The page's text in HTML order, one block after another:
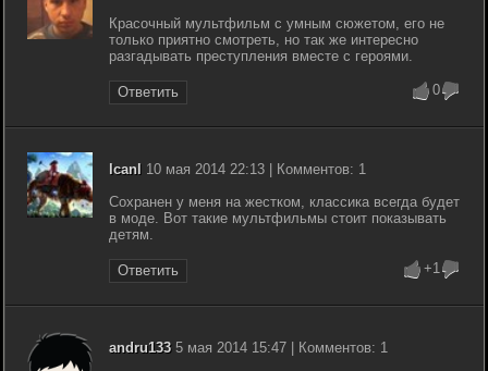
Красочный мультфильм с умным сюжетом, его не
только приятно смотреть, но так же интересно
разгадывать преступления вместе с героями.
Ответить 0
lcanl 10 мая 2014 22:13 | Комментов: 1
Сохранен у меня на жестком, классика всегда будет
в моде. Вот такие мультфильмы стоит показывать
детям.
Ответить +1
andru1335 мая 2014 15:47 | Комментов: 1